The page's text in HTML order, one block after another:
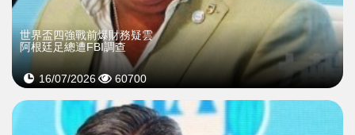
世界盃四強戰前爆財務疑雲
阿根廷足總遭FBI調查
16/07/2026 60700